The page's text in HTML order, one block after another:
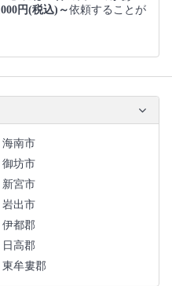
円(税込)～依頼することが
海南市
御坊市
新宮市
岩出市
伊都郡
日高郡
東牟婁郡